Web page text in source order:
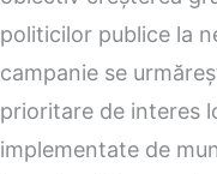
politicilor publice la
campanie se
prioritare de interes
implementate de